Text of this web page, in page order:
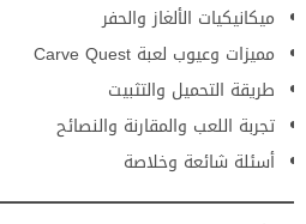
ميكانيكيات الألغاز والحفر
مميزات وعيوب لعبة Carve Quest
طريقة التحميل والتثبيت
تجربة اللعب والمقارنة والنصائح
أسئلة شائعة وخلاصة